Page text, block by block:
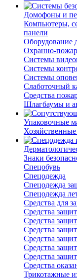
Домофоны и
Компьютеры,
панели
Оборудование
Охранно-
Системы
Системы
Системы
Слаботочный
Средства
Шлагбаумы и
Упаковочные
Знаки
Спецобувь
Спецодежда
Спецодежда
Спецодежда
Средства для
Средства
Средства
Средства
Средства
Средства
Средства
Средства
Трикотажные